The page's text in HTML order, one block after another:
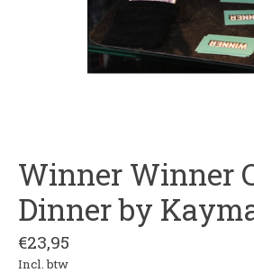
Winner Winner
Dinner by
€23,95
Incl. btw